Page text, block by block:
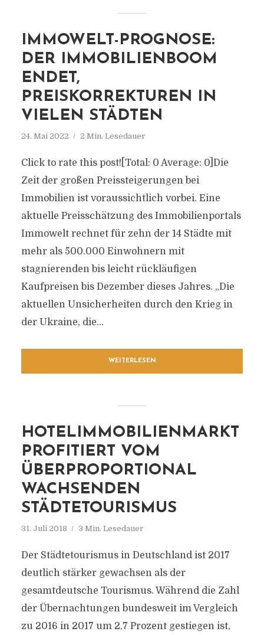
IMMOWELT-PROGNOSE:
DER IMMOBILIENBOOM
ENDET,
PREISKORREKTUREN IN
VIELEN STÄDTEN
24. Mai 2022 2 Min. Lesedauer
Click to rate this post![Total: 0 Average: 0]Die
Zeit der großen Preissteigerungen bei
Immobilien ist voraussichtlich vorbei. Eine
aktuelle Preisschätzung des Immobilienportals
Immowelt rechnet für zehn der 14 Städte mit
mehr als 500.000 Einwohnern mit
stagnierenden bis leicht rückläufigen
Kaufpreisen bis Dezember dieses Jahres. „Die
aktuellen Unsicherheiten durch den Krieg in
der Ukraine, die...
WEITERLESEN
HOTELIMMOBILIENMARKT
PROFITIERT VOM
ÜBERPROPORTIONAL
WACHSENDEN
STÄDTETOURISMUS
31. Juli 2018 3 Min. Lesedauer
Der Städtetourismus in Deutschland ist 2017
deutlich stärker gewachsen als der
gesamtdeutsche Tourismus. Während die Zahl
der Übernachtungen bundesweit im Vergleich
zu 2016 in 2017 um 2,7 Prozent gestiegen ist,